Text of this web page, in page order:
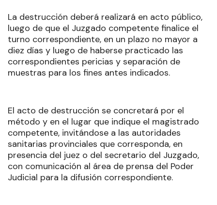
La destrucción deberá realizará en acto público,
luego de que el Juzgado competente finalice el
turno correspondiente, en un plazo no mayor a
diez días y luego de haberse practicado las
correspondientes pericias y separación de
muestras para los fines antes indicados.
El acto de destrucción se concretará por el
método y en el lugar que indique el magistrado
competente, invitándose a las autoridades
sanitarias provinciales que corresponda, en
presencia del juez o del secretario del Juzgado,
con comunicación al área de prensa del Poder
Judicial para la difusión correspondiente.